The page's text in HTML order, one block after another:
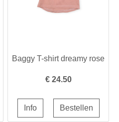
Baggy T-shirt dreamy rose
€ 24.50